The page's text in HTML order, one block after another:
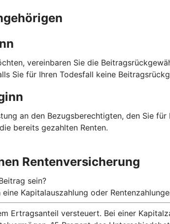
vereinbaren Sie die
Sie für Ihren Todesfall keine
an den Bezugsberechtigten, den Sie
bereits gezahlten Renten.
Rentenversicherung
sein?
Kapitalauszahlung oder
Ertragsanteil versteuert. Bei einer